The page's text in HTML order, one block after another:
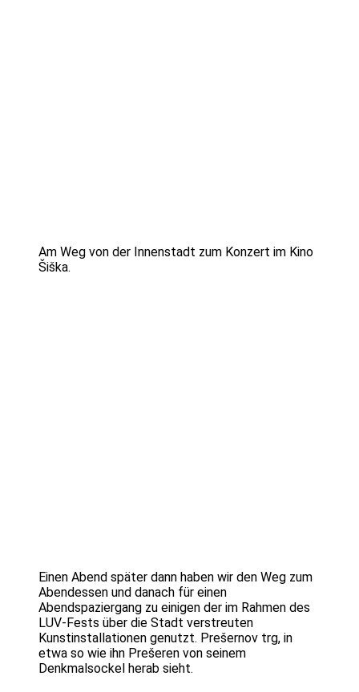
Am Weg von der Innenstadt zum Konzert im Kino
Šiška.
Einen Abend später dann haben wir den Weg zum
Abendessen und danach für einen
Abendspaziergang zu einigen der im Rahmen des
LUV-Fests über die Stadt verstreuten
Kunstinstallationen genutzt. Prešernov trg, in
etwa so wie ihn Prešeren von seinem
Denkmalsockel herab sieht.